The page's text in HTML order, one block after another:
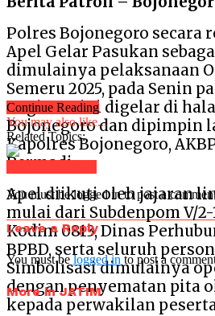
Polres Bojonegoro secara
Apel Gelar Pasukan
dimulainya pelaksanaan
Semeru 2025, pada Senin
Kegiatan ini digelar di
Bojonegoro dan dipimpin
Kapolres Bojonegoro,
Permadi.
Apel diikuti oleh jajaran
mulai dari Subdenpom V/
Kodim 0813, Dinas
BPBD, serta seluruh
Simbolisasi dimulainya
dengan penyematan pita
kepada perwakilan
Continue Reading
You may also like...
Related Topics:
You must be logged in to post a
Leave a Reply
You must belogged into post a
More in JATIM